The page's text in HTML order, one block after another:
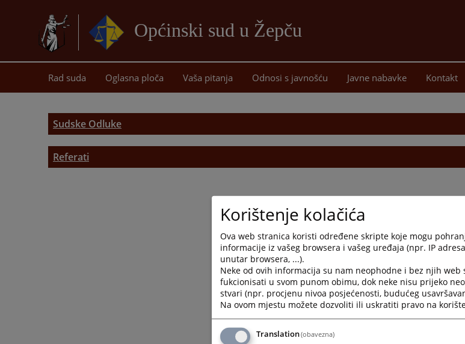
Općinski sud u Žepču
sadržaj
Rad suda Oglasna ploča Vaša pitanja Odnosi s javnošću Javne nabavke Kontakt
Sudske Odluke
Referati
Korištenje kolačića
Ova web stranica koristi određene skripte koje mogu
informacije iz vašeg browsera i vašeg uređaja (npr. IP
unutar browsera, ...).
Neke od ovih informacija su nam neophodne i bez njih web
fukcionisati u svom punom obimu, dok neke nisu prijeko
stvari (npr. procjenu nivoa posjećenosti, budućeg
Na ovom mjestu možete dozvoliti ili uskratiti pravo na
Translation(obavezna)